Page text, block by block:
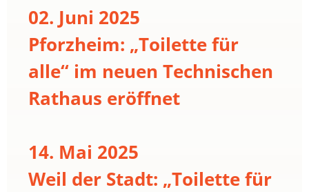
02. Juni 2025
Pforzheim: „Toilette für
alle“ im neuen Technischen
Rathaus eröffnet
14. Mai 2025
Weil der Stadt: „Toilette für